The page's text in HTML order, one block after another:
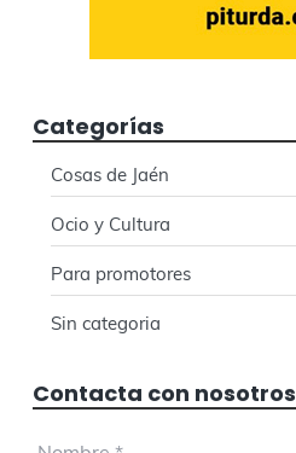
Categorías
Cosas de Jaén
Ocio y Cultura
Para promotores
Sin categoria
Contacta con nosotros